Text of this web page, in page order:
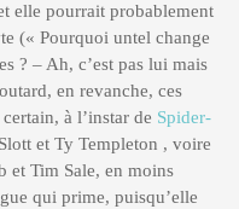
elle pourrait probablement
(« Pourquoi untel change
? – Ah, c’est pas lui mais
en revanche, ces
à l’instar de Spider-
et Ty Templeton , voire
et Tim Sale, en moins
qui prime, puisqu’elle